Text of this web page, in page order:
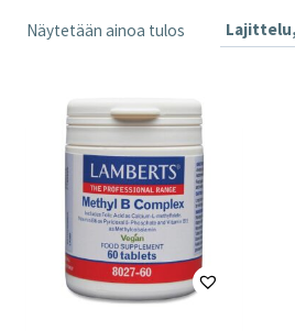
Näytetään ainoa tulos